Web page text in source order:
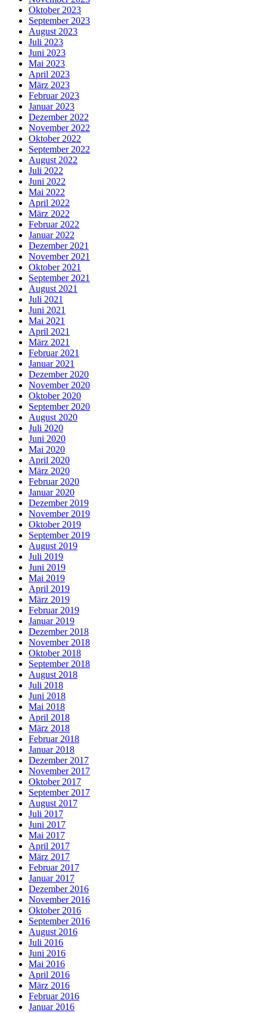
Oktober 2023
September 2023
August 2023
Juli 2023
Juni 2023
Mai 2023
April 2023
März 2023
Februar 2023
Januar 2023
Dezember 2022
November 2022
Oktober 2022
September 2022
August 2022
Juli 2022
Juni 2022
Mai 2022
April 2022
März 2022
Februar 2022
Januar 2022
Dezember 2021
November 2021
Oktober 2021
September 2021
August 2021
Juli 2021
Juni 2021
Mai 2021
April 2021
März 2021
Februar 2021
Januar 2021
Dezember 2020
November 2020
Oktober 2020
September 2020
August 2020
Juli 2020
Juni 2020
Mai 2020
April 2020
März 2020
Februar 2020
Januar 2020
Dezember 2019
November 2019
Oktober 2019
September 2019
August 2019
Juli 2019
Juni 2019
Mai 2019
April 2019
März 2019
Februar 2019
Januar 2019
Dezember 2018
November 2018
Oktober 2018
September 2018
August 2018
Juli 2018
Juni 2018
Mai 2018
April 2018
März 2018
Februar 2018
Januar 2018
Dezember 2017
November 2017
Oktober 2017
September 2017
August 2017
Juli 2017
Juni 2017
Mai 2017
April 2017
März 2017
Februar 2017
Januar 2017
Dezember 2016
November 2016
Oktober 2016
September 2016
August 2016
Juli 2016
Juni 2016
Mai 2016
April 2016
März 2016
Februar 2016
Januar 2016